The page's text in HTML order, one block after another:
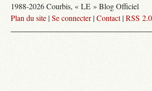
1988-2026 Courbis, « LE » Blog Officiel
Plan du site |Se connecter|Contact|RSS 2.0